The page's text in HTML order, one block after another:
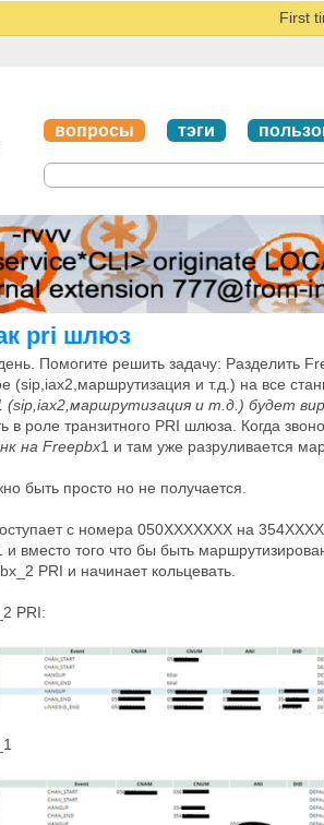
First
вопросы тэги
pri шлюз
Помогите решить задачу: Разделить
(sip,iax2,маршрутизация и т.д.) на все
(sip,iax2,маршрутизация и т.д.) будет
в роле транзитного PRI шлюза. Когда
на Freepbx1 и там уже разруливается
быть просто но не получается.
с номера 050XXXXXXX на
и вместо того что бы быть
PRI и начинает кольцевать.
PRI: